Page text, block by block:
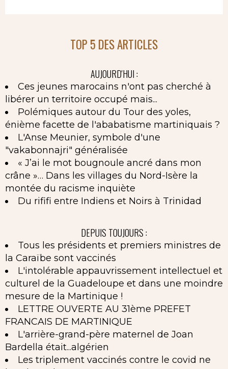
TOP 5 DES ARTICLES
AUJOURD'HUI :
Ces jeunes marocains n'ont pas cherché à
libérer un territoire occupé mais...
Polémiques autour du Tour des yoles,
énième facette de l'ababatisme martiniquais ?
L'Anse Meunier, symbole d'une
"vakabonnajri" généralisée
« J’ai le mot bougnoule ancré dans mon
crâne »… Dans les villages du Nord-Isère la
montée du racisme inquiète
Du rififi entre Indiens et Noirs à Trinidad
DEPUIS TOUJOURS :
Tous les présidents et premiers ministres de
la Caraïbe sont vaccinés
L'intolérable appauvrissement intellectuel et
culturel de la Guadeloupe et dans une moindre
mesure de la Martinique !
LETTRE OUVERTE AU 31ème PREFET
FRANCAIS DE MARTINIQUE
L'arrière-grand-père maternel de Joan
Bardella était...algérien
Les triplement vaccinés contre le covid ne